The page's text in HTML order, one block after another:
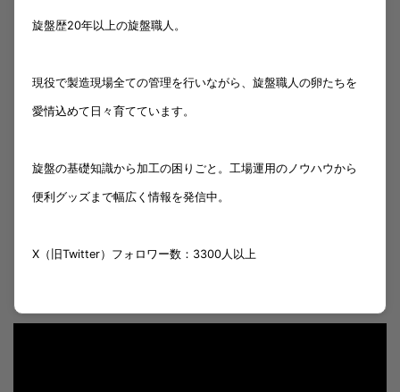
旋盤歴20年以上の旋盤職人。
現役で製造現場全ての管理を行いながら、旋盤職人の卵たちを
愛情込めて日々育てています。
旋盤の基礎知識から加工の困りごと。工場運用のノウハウから
便利グッズまで幅広く情報を発信中。
X（旧Twitter）フォロワー数：3300人以上